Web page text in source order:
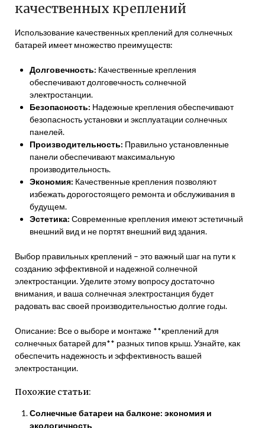
качественных креплений
Использование качественных креплений для солнечных
батарей имеет множество преимуществ:
Долговечность: Качественные крепления
обеспечивают долговечность солнечной
электростанции.
Безопасность: Надежные крепления обеспечивают
безопасность установки и эксплуатации солнечных
панелей.
Производительность: Правильно установленные
панели обеспечивают максимальную
производительность.
Экономия: Качественные крепления позволяют
избежать дорогостоящего ремонта и обслуживания в
будущем.
Эстетика: Современные крепления имеют эстетичный
внешний вид и не портят внешний вид здания.
Выбор правильных креплений – это важный шаг на пути к
созданию эффективной и надежной солнечной
электростанции. Уделите этому вопросу достаточно
внимания‚ и ваша солнечная электростанция будет
радовать вас своей производительностью долгие годы.
Описание: Все о выборе и монтаже **креплений для
солнечных батарей для** разных типов крыш. Узнайте‚ как
обеспечить надежность и эффективность вашей
электростанции.
Похожие статьи:
Солнечные батареи на балконе: экономия и
экологичность